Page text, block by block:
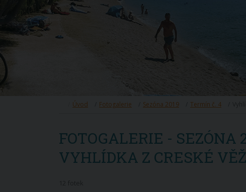
Úvod Fotogalerie Sezóna 2019 Termín č. 4
FOTOGALERIE - SEZÓNA
VYHLÍDKA Z CRESKÉ